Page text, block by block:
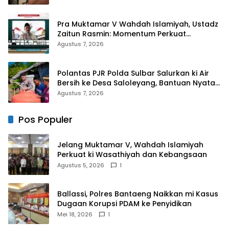
Pra Muktamar V Wahdah Islamiyah, Ustadz
Zaitun Rasmin: Momentum Perkuat
Konsolidasi dan Evaluasi Perjalanan
Agustus 7, 2026
Polantas PJR Polda Sulbar Salurkan ki Air
Bersih ke Desa Saloleyang, Bantuan Nyata
di Tengah Musim Kemarau
Agustus 7, 2026
Pos Populer
Jelang Muktamar V, Wahdah Islamiyah
Perkuat ki Wasathiyah dan Kebangsaan
Agustus 5, 2026 1
Ballassi, Polres Bantaeng Naikkan mi Kasus
Dugaan Korupsi PDAM ke Penyidikan
Mei 18, 2026 1